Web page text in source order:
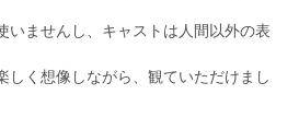
いませんし、キャストは人間以外の表
しく想像しながら、観ていただけまし